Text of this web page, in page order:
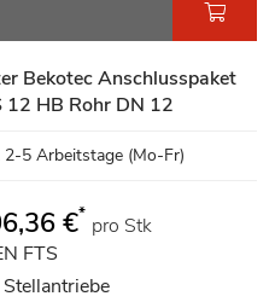
Bekotec Anschlusspaket
12 HB Rohr DN 12
2-5 Arbeitstage (Mo-Fr)
€* pro Stk
FTS